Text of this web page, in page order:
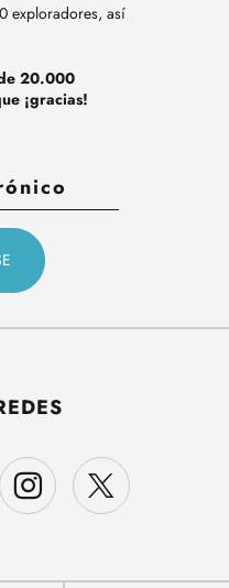
exploradores, así
20.000
¡gracias!